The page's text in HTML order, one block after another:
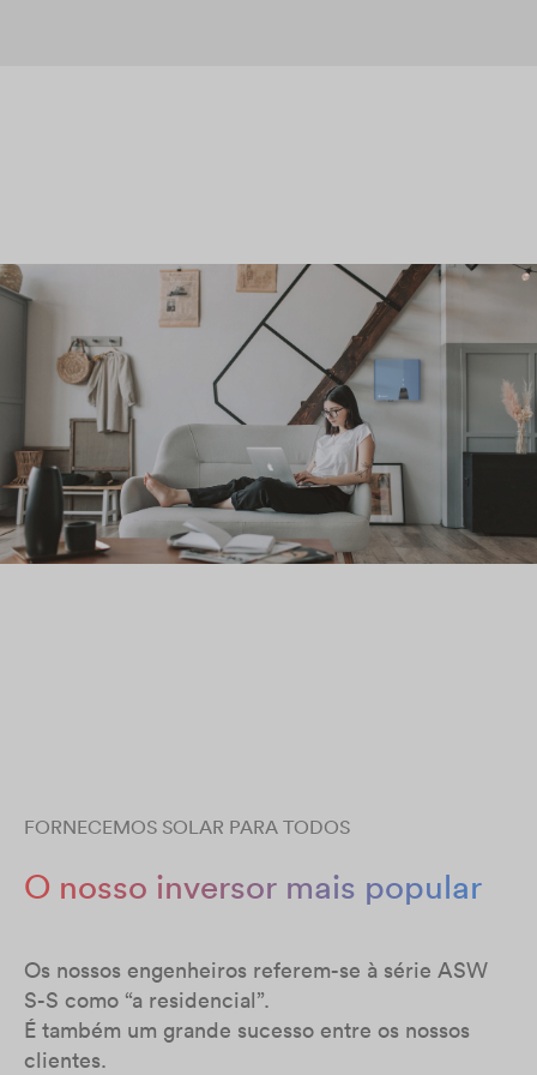
FORNECEMOS SOLAR PARA TODOS
O nosso inversor mais popular
Os nossos engenheiros referem-se à série ASW
S-S como “a residencial”.
É também um grande sucesso entre os nossos
clientes.